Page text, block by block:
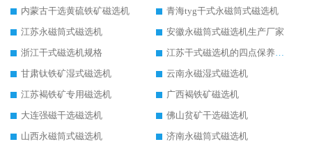
内蒙古干选黄硫铁矿磁选机
青海tyg干式永磁筒式磁选机
江苏永磁筒式磁选机
安徽永磁筒式磁选机生产厂家
浙江干式磁选机规格
江苏干式磁选机的四点保养秘籍
甘肃钛铁矿湿式磁选机
云南永磁湿式磁选机
江苏褐铁矿专用磁选机
广西褐铁矿磁选机
大连强磁干选磁选机
佛山贫矿干选磁选机
山西永磁筒式磁选机
济南永磁筒式磁选机